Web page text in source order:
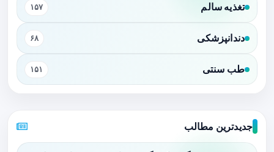
تغذیه سالم ۱۵۷
دندانپزشکی ۶۸
طب سنتی ۱۵۱
جدیدترین مطالب